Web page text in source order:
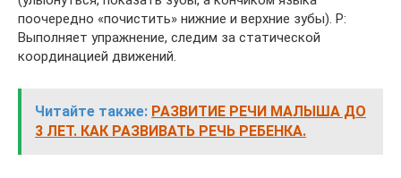
поочередно «почистить» нижние и верхние зубы). Р:
Выполняет упражнение, следим за статической
координацией движений.
Читайте также: РАЗВИТИЕ РЕЧИ МАЛЫША ДО
3 ЛЕТ. КАК РАЗВИВАТЬ РЕЧЬ РЕБЕНКА.